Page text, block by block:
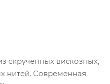
скрученных вискозных,
нитей. Современная